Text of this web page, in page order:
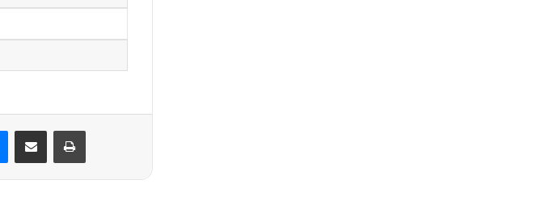
Messenger
E-Posta ile paylaş Yazdır